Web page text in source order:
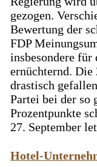
gezogen.
Bewertung der
FDP
insbesondere
ernüchternd.
drastisch
Partei bei der so
Prozentpunkte
27. September
Hotel-